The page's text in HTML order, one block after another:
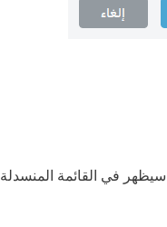
سيظهر في القائمة المنسدلة